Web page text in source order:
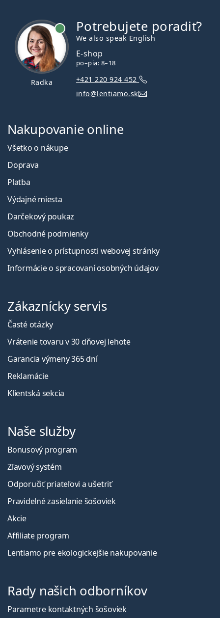
Radka
Potrebujete poradiť?
We also speak English
E-shop
po–pia: 8–18
+421 220 924 452
info@lentiamo.sk
Nakupovanie online
Všetko o nákupe
Doprava
Platba
Výdajné miesta
Darčekový poukaz
Obchodné podmienky
Vyhlásenie o prístupnosti webovej stránky
Informácie o spracovaní osobných údajov
Zákaznícky servis
Časté otázky
Vrátenie tovaru v 30 dňovej lehote
Garancia výmeny 365 dní
Reklamácie
Klientská sekcia
Naše služby
Bonusový program
Zľavový systém
Odporučiť priateľovi a ušetriť
Pravidelné zasielanie šošoviek
Akcie
Affiliate program
Lentiamo pre ekologickejšie nakupovanie
Rady našich odborníkov
Parametre kontaktných šošoviek